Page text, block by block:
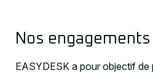
Nos engagements
EASYDESK a pour objectif de